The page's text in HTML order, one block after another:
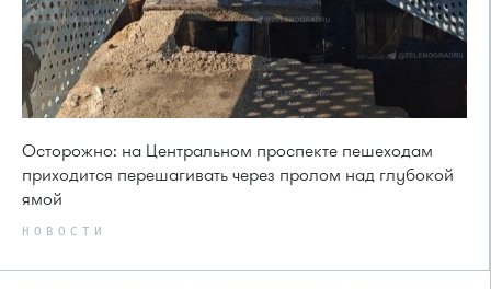
Осторожно: на Центральном проспекте пешеходам
приходится перешагивать через пролом над глубокой
ямой
НОВОСТИ